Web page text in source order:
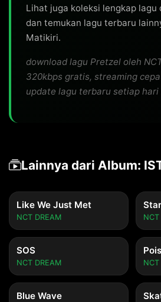
Lihat juga koleksi lengkap lagu
dan temukan lagu terbaru
Matikiri.
download lagu Pretzel oleh
320kbps gratis, streaming
update lagu terbaru setiap
Lainnya dari Album:
Like We Just Met
NCT DREAM NCT
SOS
NCT DREAM NCT
Blue Wave